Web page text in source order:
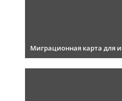
Миграционная карта для